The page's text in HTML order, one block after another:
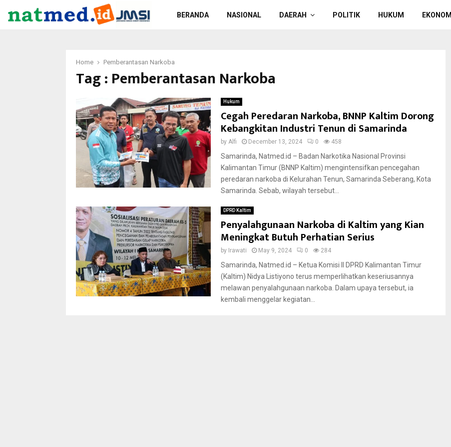
BERANDA NASIONAL DAERAH POLITIK HUKUM EKONOMI
Home Pemberantasan Narkoba
Tag : Pemberantasan Narkoba
Hukum
Cegah Peredaran Narkoba, BNNP Kaltim Dorong
Kebangkitan Industri Tenun di Samarinda
by Alfi December 13, 2024 0 458
Samarinda, Natmed.id – Badan Narkotika Nasional Provinsi
Kalimantan Timur (BNNP Kaltim) mengintensifkan pencegahan
peredaran narkoba di Kelurahan Tenun, Samarinda Seberang, Kota
Samarinda. Sebab, wilayah tersebut...
DPRD Kaltim
Penyalahgunaan Narkoba di Kaltim yang Kian
Meningkat Butuh Perhatian Serius
by Irawati May 9, 2024 0 284
Samarinda, Natmed.id – Ketua Komisi II DPRD Kalimantan Timur
(Kaltim) Nidya Listiyono terus memperlihatkan keseriusannya
melawan penyalahgunaan narkoba. Dalam upaya tersebut, ia
kembali menggelar kegiatan...